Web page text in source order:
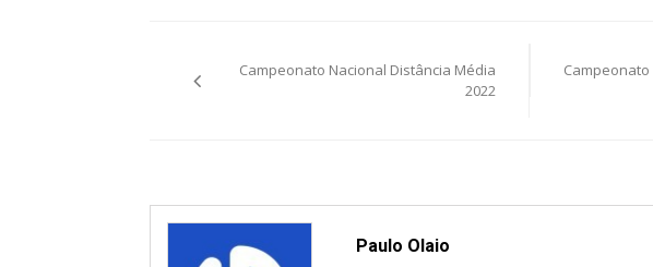
navigation
Campeonato Nacional Distância Média
2022
Paulo Olaio